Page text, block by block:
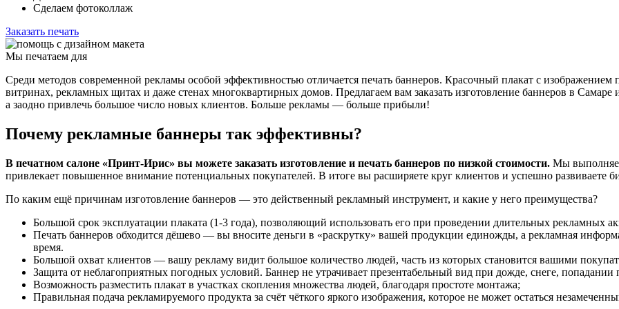
Сделаем фотоколлаж
Заказать печать
Мы печатаем для
Среди методов современной рекламы особой эффективностью отличается печать баннеров. Красочный плакат с изображением
витринах, рекламных щитах и даже стенах многоквартирных домов. Предлагаем вам заказать изготовление баннеров в
а заодно привлечь большое число новых клиентов. Больше рекламы — больше прибыли!
Почему рекламные баннеры так эффективны?
В печатном салоне «Принт-Ирис» вы можете заказать изготовление и печать баннеров по низкой стоимости. Мы
привлекает повышенное внимание потенциальных покупателей. В итоге вы расширяете круг клиентов и успешно развиваете
По каким ещё причинам изготовление баннеров — это действенный рекламный инструмент, и какие у него преимущества?
Большой срок эксплуатации плаката (1-3 года), позволяющий использовать его при проведении длительных рекламных
Печать баннеров обходится дёшево — вы вносите деньги в «раскрутку» вашей продукции единожды, а рекламная
время.
Большой охват клиентов — вашу рекламу видит большое количество людей, часть из которых становится вашими
Защита от неблагоприятных погодных условий. Баннер не утрачивает презентабельный вид при дожде, снеге,
Возможность разместить плакат в участках скопления множества людей, благодаря простоте монтажа;
Правильная подача рекламируемого продукта за счёт чёткого яркого изображения, которое не может остаться